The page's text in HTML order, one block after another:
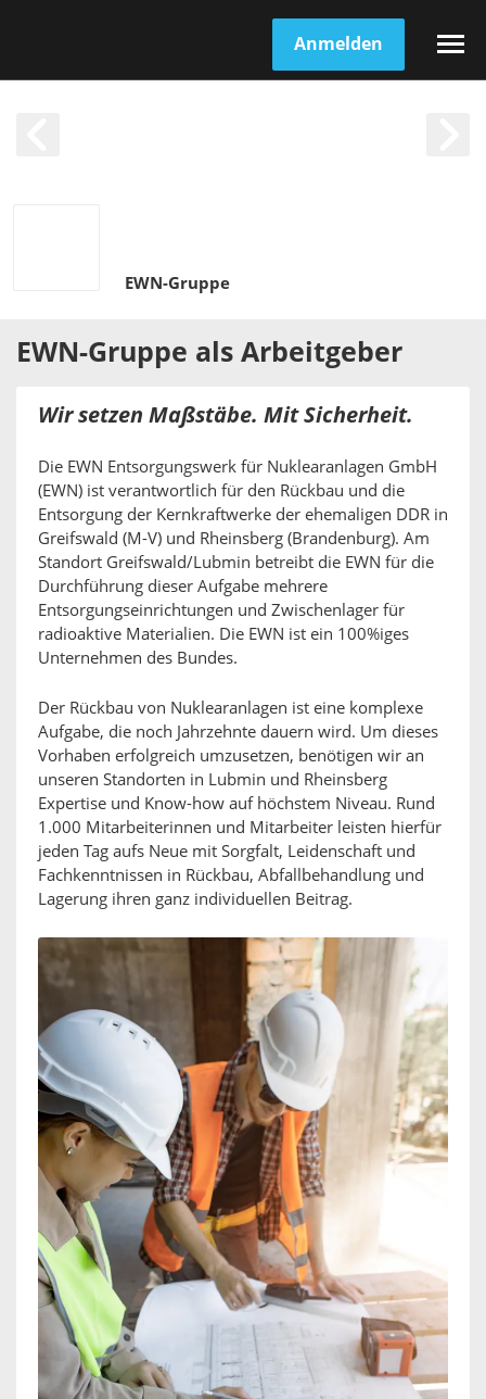
Anmelden
EWN-Gruppe
EWN-Gruppe als Arbeitgeber
Wir setzen Maßstäbe. Mit Sicherheit.
Die EWN Entsorgungswerk für Nuklearanlagen GmbH
(EWN) ist verantwortlich für den Rückbau und die
Entsorgung der Kernkraftwerke der ehemaligen DDR in
Greifswald (M-V) und Rheinsberg (Brandenburg). Am
Standort Greifswald/Lubmin betreibt die EWN für die
Durchführung dieser Aufgabe mehrere
Entsorgungseinrichtungen und Zwischenlager für
radioaktive Materialien. Die EWN ist ein 100%iges
Unternehmen des Bundes.
Der Rückbau von Nuklearanlagen ist eine komplexe
Aufgabe, die noch Jahrzehnte dauern wird. Um dieses
Vorhaben erfolgreich umzusetzen, benötigen wir an
unseren Standorten in Lubmin und Rheinsberg
Expertise und Know-how auf höchstem Niveau. Rund
1.000 Mitarbeiterinnen und Mitarbeiter leisten hierfür
jeden Tag aufs Neue mit Sorgfalt, Leidenschaft und
Fachkenntnissen in Rückbau, Abfallbehandlung und
Lagerung ihren ganz individuellen Beitrag.